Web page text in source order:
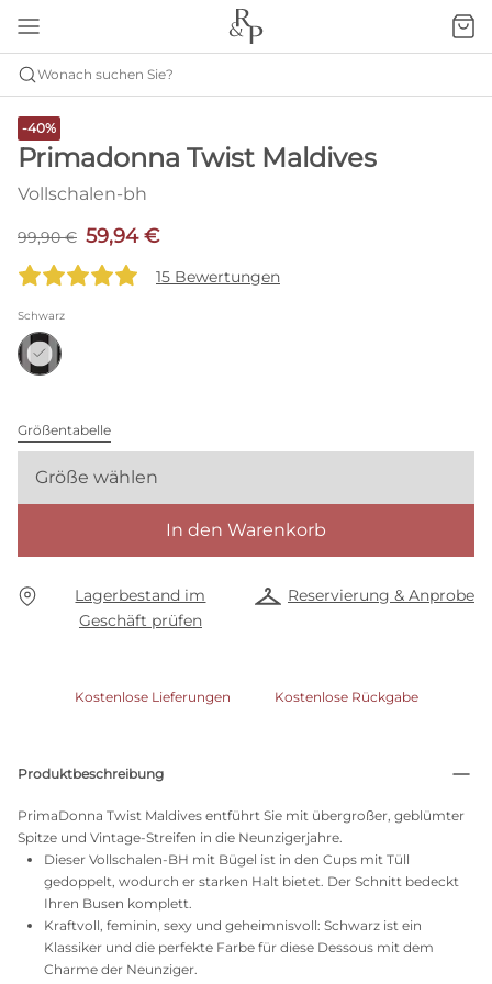
Wonach suchen Sie?
-40%
Primadonna Twist Maldives
Vollschalen-bh
99,90 € 59,94 €
15 Bewertungen
Schwarz
Größentabelle
Größe wählen
In den Warenkorb
Lagerbestand im
Geschäft prüfen
Reservierung & Anprobe
Kostenlose Lieferungen Kostenlose Rückgabe
Produktbeschreibung
PrimaDonna Twist Maldives entführt Sie mit übergroßer, geblümter
Spitze und Vintage-Streifen in die Neunzigerjahre.
Dieser Vollschalen-BH mit Bügel ist in den Cups mit Tüll
gedoppelt, wodurch er starken Halt bietet. Der Schnitt bedeckt
Ihren Busen komplett.
Kraftvoll, feminin, sexy und geheimnisvoll: Schwarz ist ein
Klassiker und die perfekte Farbe für diese Dessous mit dem
Charme der Neunziger.